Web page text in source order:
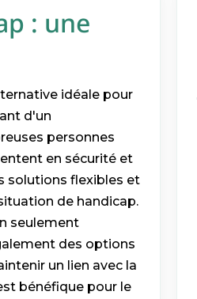
: une
idéale pour
d'un
personnes
en sécurité et
solutions flexibles et
de handicap.
seulement
des options
un lien avec la
bénéfique pour le